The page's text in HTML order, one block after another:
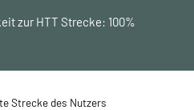
zur HTT Strecke: 100%
Strecke des Nutzers